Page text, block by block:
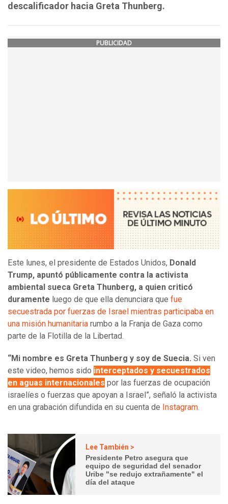
descalificador hacia Greta Thunberg.
PUBLICIDAD
Este lunes, el presidente de Estados Unidos, Donald
Trump, apuntó públicamente contra la activista
ambiental sueca Greta Thunberg, a quien criticó
duramente luego de que ella denunciara que fue
secuestrada por fuerzas de Israel mientras participaba en
una misión humanitaria rumbo a la Franja de Gaza como
parte de la Flotilla de la Libertad.
“Mi nombre es Greta Thunberg y soy de Suecia. Si ven
este video, hemos sido interceptados y secuestrados
en aguas internacionales por las fuerzas de ocupación
israelíes o fuerzas que apoyan a Israel”, señaló la activista
en una grabación difundida en su cuenta de Instagram.
Lee También >
Presidente Petro asegura que
equipo de seguridad del senador
Uribe "se redujo extrañamente" el
día del ataque